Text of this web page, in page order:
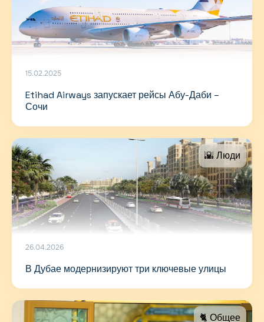
15.02.2025
Etihad Airways запускает рейсы Абу-Даби –
Сочи
🌇 Люди
26.04.2026
В Дубае модернизируют три ключевые улицы
🐈 Общее